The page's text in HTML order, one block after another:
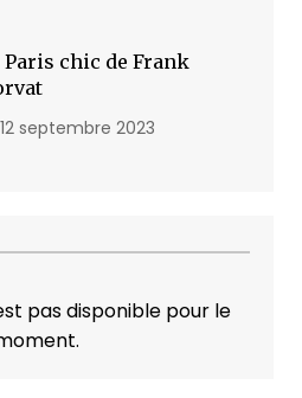
Paris chic de Frank
12 septembre 2023
pas disponible pour le